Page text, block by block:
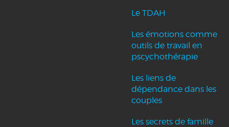
Le TDAH
Les émotions comme
outils de travail en
pscychothérapie
Les liens de
dépendance dans les
couples
Les secrets de famille